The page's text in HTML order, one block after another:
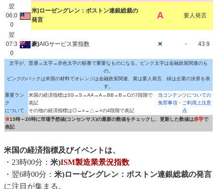
翌
06:0
0
米)ローゼングレン：ボストン連銀総裁の
発言
A 要人発言
翌
07:3
0
豪)AIGサービス業指数 × - 43.9
文字が、普通→太字→赤色太字の順番で重要なものになる。ピンク太字は金融政策関連のも
の。
ピンクのバックは米国の材料でオレンジは金融政策関連、黄は要人発言、緑は企業の決算を表
す。
重要ラン
ク
について
米国の経済指標はSS→S→AA→A→BB→B→Cの7段階で
表記
その他の経済指標は◎→○→△→×の4段階で表記
当コンテンツについての
免罪事項・ご利用上注意
点
※15時～20時に市場予想値(コンセンサス)の最新の数値をチェックし、更新した数値は赤字で
表記
米国の経済指標及びイベントは、
・23時00分： 米)ISM製造業景況指数
・翌6時00分： 米)ローゼングレン：ボストン連銀総裁の発言
に注目が集まる。